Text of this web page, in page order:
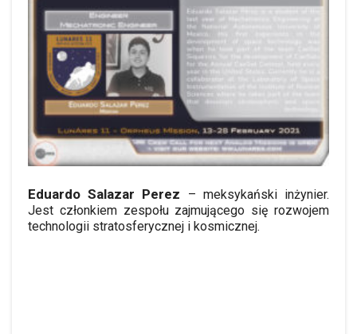
Eduardo Salazar Perez – meksykański inżynier.
Jest członkiem zespołu zajmującego się rozwojem
technologii stratosferycznej i kosmicznej.